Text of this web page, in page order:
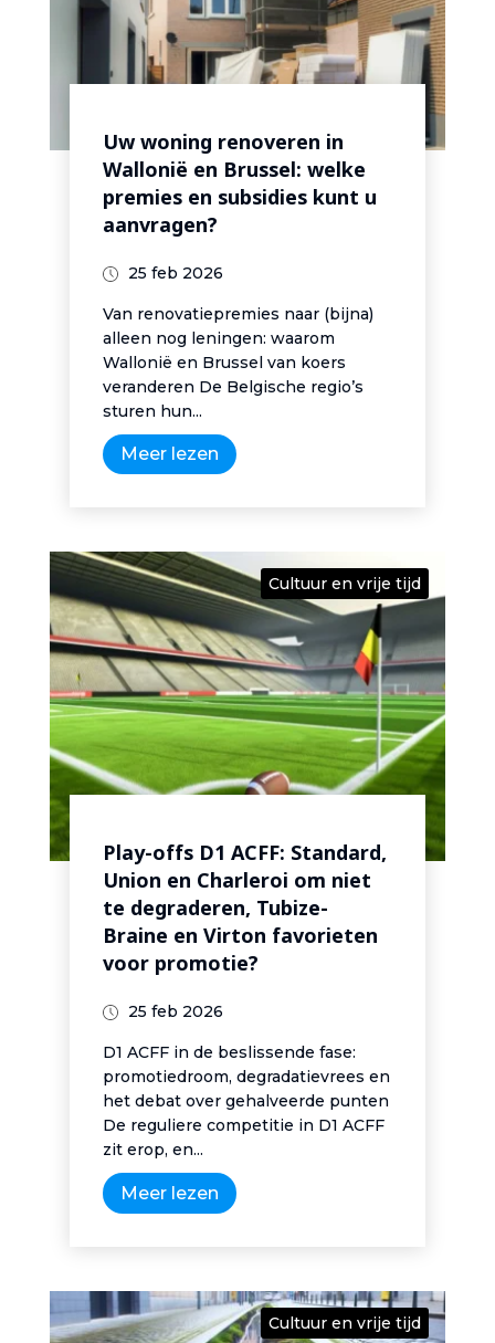
Uw woning renoveren in
Wallonië en Brussel: welke
premies en subsidies kunt u
aanvragen?
25 feb 2026
Van renovatiepremies naar (bijna)
alleen nog leningen: waarom
Wallonië en Brussel van koers
veranderen De Belgische regio’s
sturen hun...
Meer lezen
Cultuur en vrije tijd
Play-offs D1 ACFF: Standard,
Union en Charleroi om niet
te degraderen, Tubize-
Braine en Virton favorieten
voor promotie?
25 feb 2026
D1 ACFF in de beslissende fase:
promotiedroom, degradatievrees en
het debat over gehalveerde punten
De reguliere competitie in D1 ACFF
zit erop, en...
Meer lezen
Cultuur en vrije tijd